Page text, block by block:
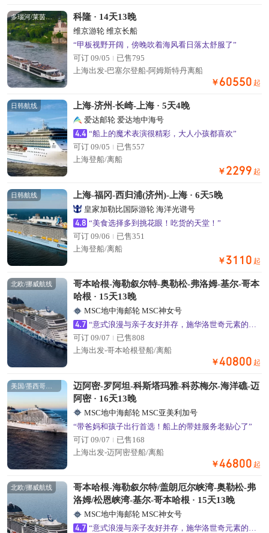
多瑙河/莱茵河航线 科隆 · 14天13晚
维京游轮 维京长船
“甲板视野开阔，傍晚吹着海风看日落太舒服了”
可订 09/05
已售795
上海出发-巴塞尔登船-阿姆斯特丹离船
￥ 60550 起
日韩航线 上海-济州-长崎-上海 · 5天4晚
爱达邮轮 爱达地中海号
4.4 “船上的魔术表演很精彩，大人小孩都喜欢”
可订 09/05
已售557
上海登船/离船
￥ 2299 起
日韩航线 上海-福冈-西归浦(济州)-上海 · 6天5晚
皇家加勒比国际游轮 海洋光谱号
4.8 “美食选择多到挑花眼！吃货的天堂！”
可订 09/06
已售351
上海登船/离船
￥ 3110 起
北欧/挪威航线
哥本哈根-海勒叙尔特-奥勒松-弗洛姆-基尔-哥本
哈根 · 15天13晚
MSC地中海邮轮 MSC神女号
4.7
“意式浪漫与亲子友好并存，施华洛世奇元素的公共区域超出片”
可订 09/07
已售808
上海出发-哥本哈根登船/离船
￥40800 起
迈阿密-罗阿坦-科斯塔玛雅-科苏梅尔-海洋礁-迈
阿密 · 16天13晚
MSC地中海邮轮 MSC亚美利加号
“带爸妈和孩子出行首选！船上的带娃服务老贴心了”
可订 09/07
已售168
上海出发-迈阿密登船/离船
￥46800 起
北欧/挪威航线
哥本哈根-海勒叙尔特/盖朗厄尔峡湾-奥勒松-弗
洛姆/松恩峡湾-基尔-哥本哈根 · 15天13晚
MSC地中海邮轮 MSC神女号
4.7 “意式浪漫与亲子友好并存，施华洛世奇元素的公共区域超出片”